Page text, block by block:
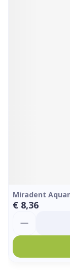
Miradent
€ 8,36